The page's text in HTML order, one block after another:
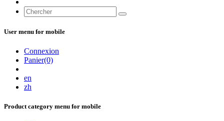
User menu for mobile
Connexion
Panier(0)
en
zh
Product category menu for mobile